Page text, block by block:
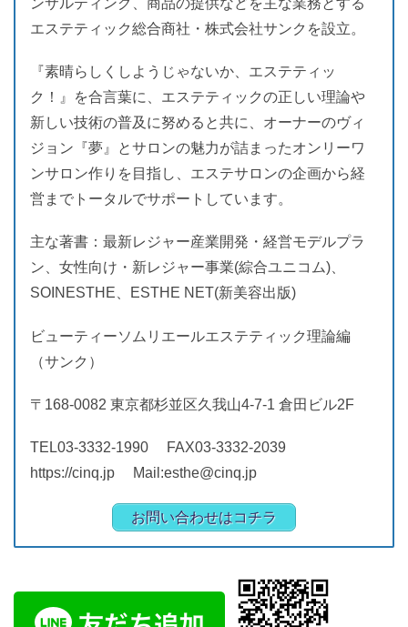
ンサルティング、商品の提供などを主な業務とする
エステティック総合商社・株式会社サンクを設立。
『素晴らしくしようじゃないか、エステティッ
ク！』を合言葉に、エステティックの正しい理論や
新しい技術の普及に努めると共に、オーナーのヴィ
ジョン『夢』とサロンの魅力が詰まったオンリーワ
ンサロン作りを目指し、エステサロンの企画から経
営までトータルでサポートしています。
主な著書：最新レジャー産業開発・経営モデルプラ
ン、女性向け・新レジャー事業(綜合ユニコム)、
SOINESTHE、ESTHE NET(新美容出版)
ビューティーソムリエールエステティック理論編
（サンク）
〒168-0082 東京都杉並区久我山4-7-1 倉田ビル2F
TEL03-3332-1990 FAX03-3332-2039
https://cinq.jp Mail:esthe@cinq.jp
お問い合わせはコチラ